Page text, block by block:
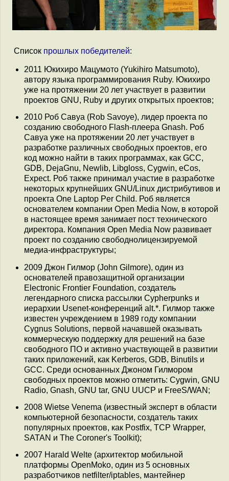
Список прошлых победителей:
2011 Юкихиро Мацумото (Yukihiro Matsumoto),
автору языка программирования Ruby. Юкихиро
уже на протяжении 20 лет участвует в развитии
проектов GNU, Ruby и других открытых проектов;
2010 Роб Савуа (Rob Savoye), лидер проекта по
созданию свободного Flash-плеера Gnash. Роб
Савуа уже на протяжении 20 лет участвует в
разработке различных свободных проектов, его
код можно найти в таких программах, как GCC,
GDB, DejaGnu, Newlib, Libgloss, Cygwin, eCos,
Expect. Роб также принимал участие в разработке
некоторых крупнейших GNU/Linux дистрибутивов и
проекта One Laptop Per Child. Роб является
основателем компании Open Media Now, в которой
в настоящее время занимает пост технического
директора. Компания Open Media Now развивает
проект по созданию свободнолицензируемой
медиа-инфраструктуры;
2009 Джон Гилмор (John Gilmore), один из
основателей правозащитной организации
Electronic Frontier Foundation, создатель
легендарного списка рассылки Cypherpunks и
иерархии Usenet-конференций alt.*. Гилмор также
известен учреждением в 1989 году компании
Cygnus Solutions, первой начавшей оказывать
коммерческую поддержку для решений на базе
свободного ПО и активно участвующей в развитии
таких приложений, как Kerberos, GDВ, Binutils и
GCC. Среди основанных Джоном Гилмором
свободных проектов можно отметить: Cygwin, GNU
Radio, Gnash, GNU tar, GNU UUCP и FreeS/WAN;
2008 Wietse Venema (известный эксперт в области
компьютерной безопасности, создатель таких
популярных проектов, как Postfix, TCP Wrapper,
SATAN и The Coroner's Toolkit);
2007 Harald Welte (архитектор мобильной
платформы OpenMoko, один из 5 основных
разработчиков netfilter/iptables, мантейнер